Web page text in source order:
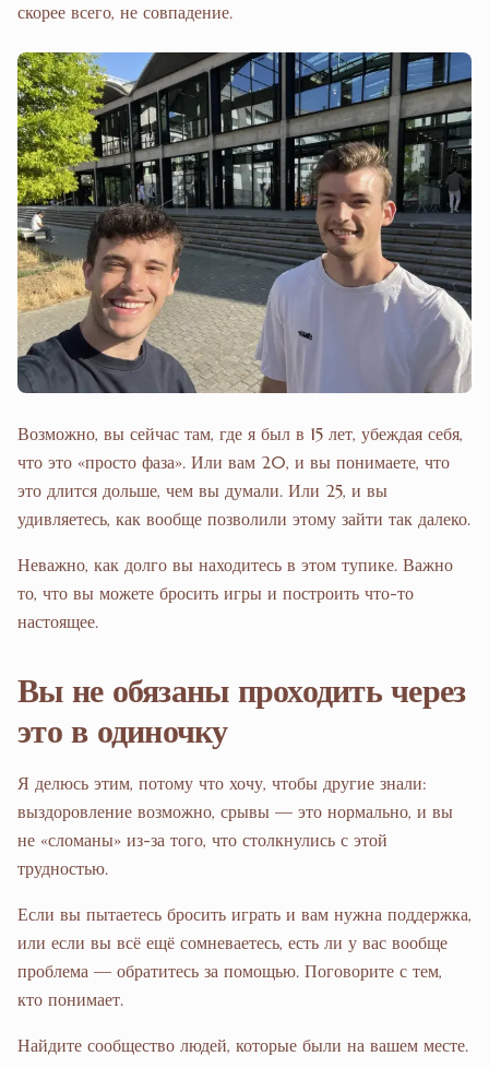
скорее всего, не совпадение.
Возможно, вы сейчас там, где я был в 15 лет, убеждая себя,
что это «просто фаза». Или вам 20, и вы понимаете, что
это длится дольше, чем вы думали. Или 25, и вы
удивляетесь, как вообще позволили этому зайти так далеко.
Неважно, как долго вы находитесь в этом тупике. Важно
то, что вы можете бросить игры и построить что-то
настоящее.
Вы не обязаны проходить через
это в одиночку
Я делюсь этим, потому что хочу, чтобы другие знали:
выздоровление возможно, срывы — это нормально, и вы
не «сломаны» из-за того, что столкнулись с этой
трудностью.
Если вы пытаетесь бросить играть и вам нужна поддержка,
или если вы всё ещё сомневаетесь, есть ли у вас вообще
проблема — обратитесь за помощью. Поговорите с тем,
кто понимает.
Найдите сообщество людей, которые были на вашем месте.